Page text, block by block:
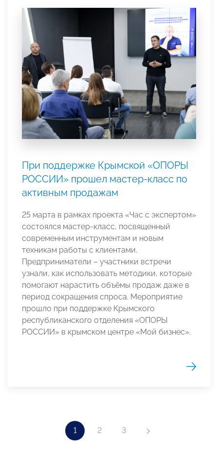
При поддержке Крымской «ОПОРЫ
РОССИИ» прошел мастер-класс по
активным продажам
25 марта в рамках проекта «Час с экспертом»
состоялся мастер-класс, посвященный
современным инструментам и новым
техникам работы с клиентами.
Предприниматели – участники встречи
узнали, как использовать методики, которые
помогают нарастить объёмы продаж даже в
период сокращения спроса. Мероприятие
прошло при поддержке Крымского
республиканского отделения «ОПОРЫ
РОССИИ» в крымском центре «Мой бизнес».
1 2 3